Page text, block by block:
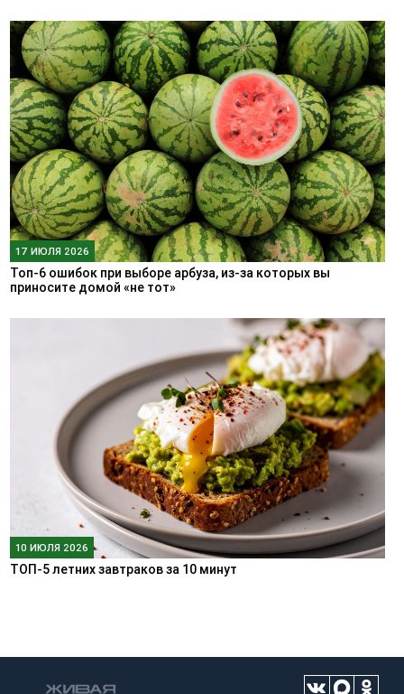
17 ИЮЛЯ 2026
Топ-6 ошибок при выборе арбуза, из-за которых вы
приносите домой «не тот»
10 ИЮЛЯ 2026
ТОП-5 летних завтраков за 10 минут